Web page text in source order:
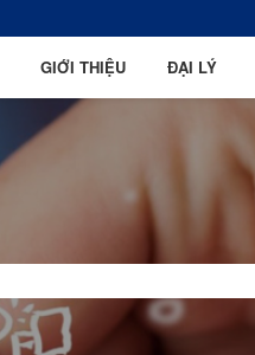
GIỚI THIỆU ĐẠI LÝ